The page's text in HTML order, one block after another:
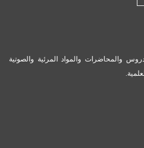
والمحاضرات والمواد المرئية والصوتية